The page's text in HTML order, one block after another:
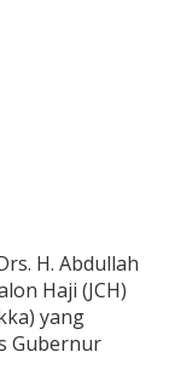
H. Abdullah
Haji (JCH)
yang
Gubernur